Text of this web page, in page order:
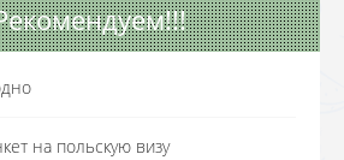
на польскую визу